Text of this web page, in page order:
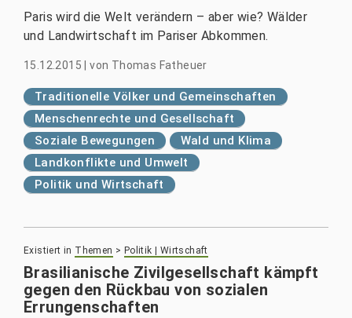
Paris wird die Welt verändern – aber wie? Wälder
und Landwirtschaft im Pariser Abkommen.
15.12.2015 |von Thomas Fatheuer
Traditionelle Völker und Gemeinschaften
Menschenrechte und Gesellschaft
Soziale Bewegungen
Wald und Klima
Landkonflikte und Umwelt
Politik und Wirtschaft
Existiert in Themen > Politik | Wirtschaft
Brasilianische Zivilgesellschaft kämpft
gegen den Rückbau von sozialen
Errungenschaften